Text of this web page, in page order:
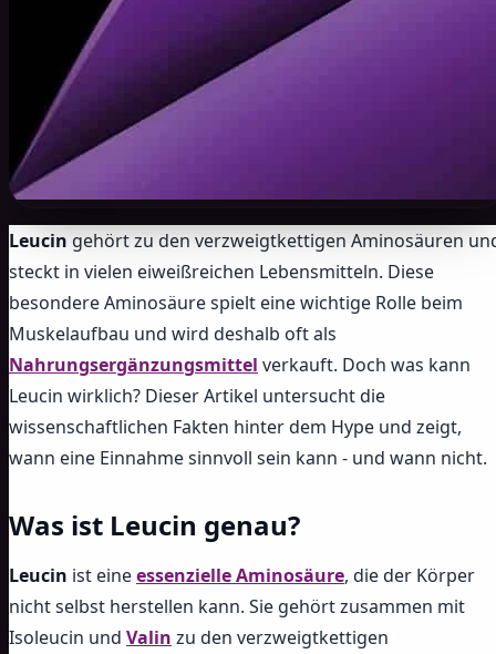
Leucin gehört zu den verzweigtkettigen Aminosäuren
steckt in vielen eiweißreichen Lebensmitteln. Diese
besondere Aminosäure spielt eine wichtige Rolle beim
Muskelaufbau und wird deshalb oft als
Nahrungsergänzungsmittel verkauft. Doch was kann
Leucin wirklich? Dieser Artikel untersucht die
wissenschaftlichen Fakten hinter dem Hype und zeigt,
wann eine Einnahme sinnvoll sein kann - und wann nicht.
Was ist Leucin genau?
Leucin ist eineessenzielle Aminosäure, die der Körper
nicht selbst herstellen kann. Sie gehört zusammen mit
Isoleucin und Valin zu den verzweigtkettigen